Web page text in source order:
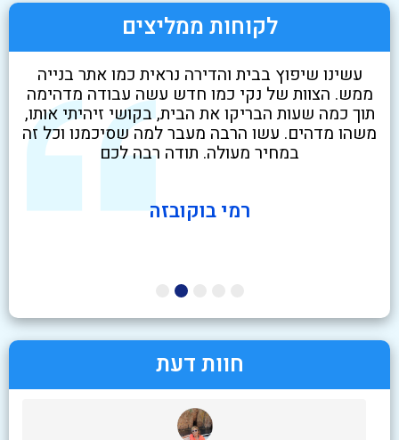
לקוחות ממליצים
עשינו שיפוץ בבית והדירה נראית כמו אתר בנייה
ממש. הצוות של נקי כמו חדש עשה עבודה מדהימה
תוך כמה שעות הבריקו את הבית, בקושי זיהיתי אותו,
משהו מדהים. עשו הרבה מעבר למה שסיכמנו וכל זה
במחיר מעולה. תודה רבה לכם
רמי בוקובזה
חוות דעת